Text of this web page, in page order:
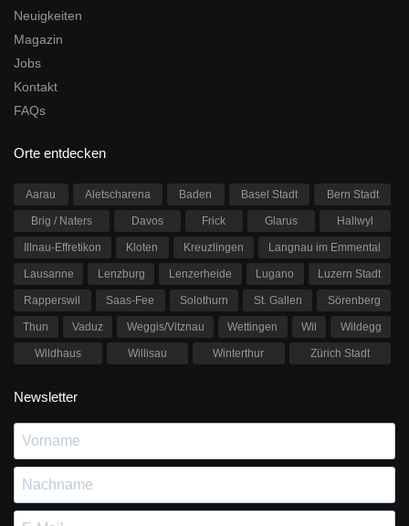
Neuigkeiten
Magazin
Jobs
Kontakt
FAQs
Orte entdecken
Aarau Aletscharena Baden Basel Stadt Bern Stadt
Brig / Naters Davos Frick Glarus Hallwyl
Illnau-Effretikon Kloten Kreuzlingen Langnau im Emmental
Lausanne Lenzburg Lenzerheide Lugano Luzern Stadt
Rapperswil Saas-Fee Solothurn St. Gallen Sörenberg
Thun Vaduz Weggis/Vitznau Wettingen Wil Wildegg
Wildhaus Willisau Winterthur Zürich Stadt
Newsletter